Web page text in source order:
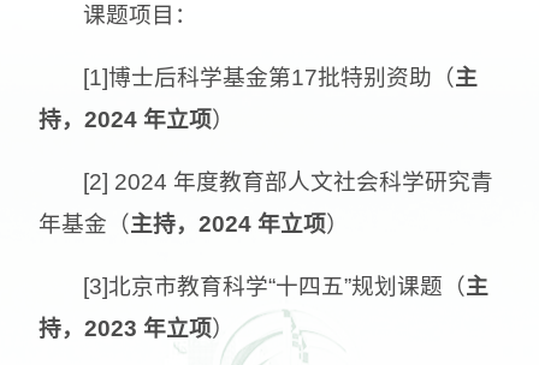
课题项目：
[1]博士后科学基金第17批特别资助（主
持， 2024 年立项）
[2] 2024 年度教育部人文社会科学研究青
年基金（主持， 2024 年立项）
[3]北京市教育科学“十四五”规划课题（主
持， 2023 年立项）